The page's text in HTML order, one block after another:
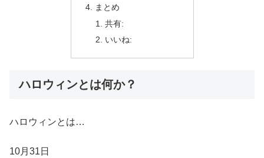
まとめ
共有:
いいね:
ハロウィンとは何か？
ハロウィンとは…
10月31日